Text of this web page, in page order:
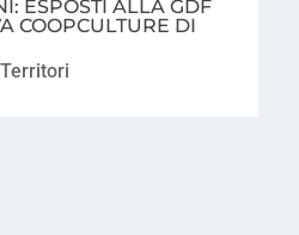
ESPOSTI ALLA GDF
COOPCULTURE DI